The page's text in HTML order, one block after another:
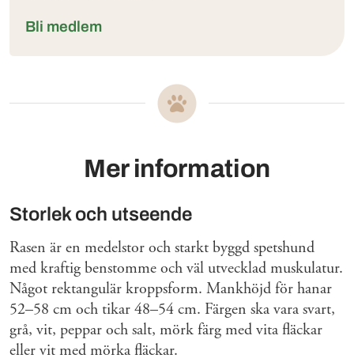
Bli medlem
Mer information
Storlek och utseende
Rasen är en medelstor och starkt byggd spetshund
med kraftig benstomme och väl utvecklad muskulatur.
Något rektangulär kroppsform. Mankhöjd för hanar
52–58 cm och tikar 48–54 cm. Färgen ska vara svart,
grå, vit, peppar och salt, mörk färg med vita fläckar
eller vit med mörka fläckar.